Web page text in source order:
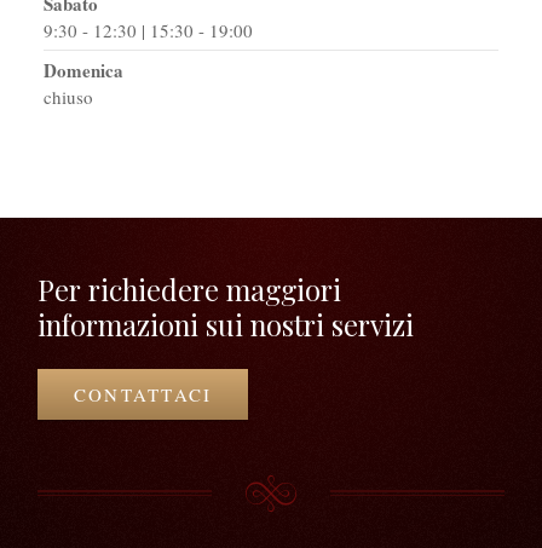
9:30 - 12:30 | 15:30 - 19:00
Domenica
chiuso
Per richiedere maggiori
informazioni sui nostri servizi
CONTATTACI